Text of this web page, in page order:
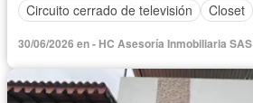
Circuito cerrado de televisión
Closet
30/06/2026 en - HC Asesoría Inmobiliaria SAS